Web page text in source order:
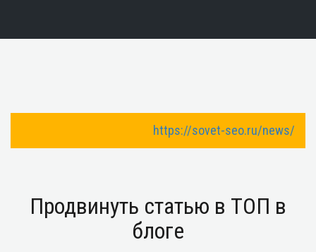
https://sovet-seo.ru/news/
Продвинуть статью в ТОП в
блоге